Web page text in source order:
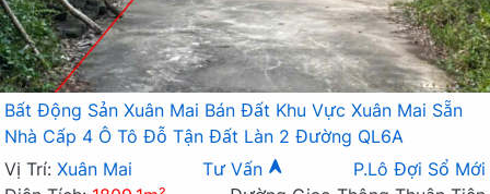
Bất Động Sản Xuân Mai Bán Đất Khu Vực Xuân Mai Sẵn
Nhà Cấp 4 Ô Tô Đỗ Tận Đất Làn 2 Đường QL6A
Vị Trí: Xuân Mai Tư Vấn
P.Lô Đợi Sổ Mới